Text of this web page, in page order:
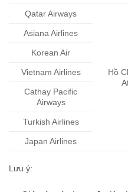
Qatar Airways
Hồ
Asiana Airlines
Korean Air
Vietnam Airlines
Cathay Pacific
Airways
Turkish Airlines
Japan Airlines
Lưu ý: